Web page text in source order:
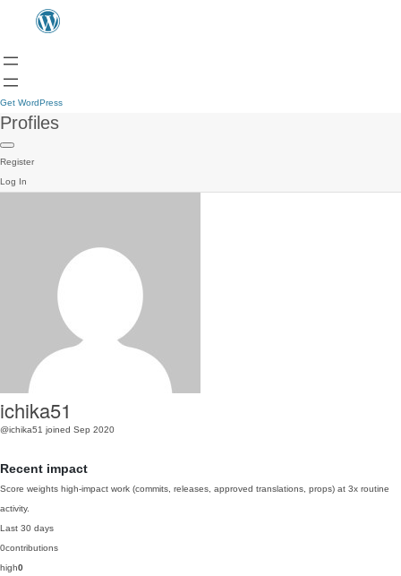
Get WordPress
Profiles
Register
Log In
ichika51
@ichika51 joined Sep 2020
Recent impact
Score weights high-impact work (commits, releases, approved translations, props) at 3x routine
activity.
Last 30 days
0contributions
high0